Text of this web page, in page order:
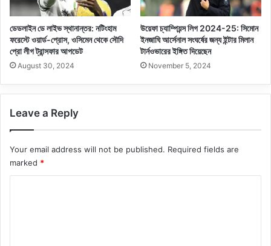
ডেডলাইন ডে লাইভ স্থানান্তর: নটিংহাম
ফরেস্টে ওয়ার্ড-প্রোস, ওসিমেন থেকে সৌদি
প্রো লীগ ট্রান্সফার আপডেট
August 30, 2024
উয়েফা চ্যাম্পিয়ন্স লিগ 2024-25: সিমোন
ইনজাঘি আর্সেনাল সংঘর্ষের জন্য ইন্টার মিলান
টার্নওভারের ইঙ্গিত দিয়েছেন
November 5, 2024
Leave a Reply
Your email address will not be published. Required fields are
marked *